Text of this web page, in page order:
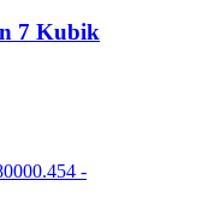
7 Kubik